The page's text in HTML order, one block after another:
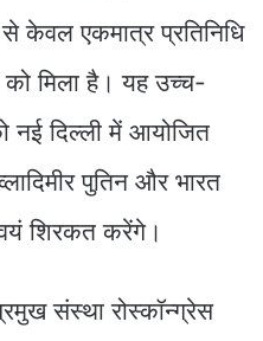
केवल एकमात्र प्रतिनिधि
मिला है। यह उच्च-
नई दिल्ली में आयोजित
पुतिन और भारत
शिरकत करेंगे।
संस्था रोस्कॉन्ग्रेस